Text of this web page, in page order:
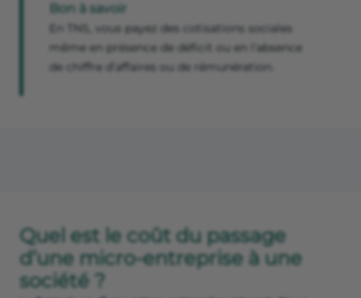
Bon à savoir
En TNS, vous payez des cotisations sociales
même en présence de déficit ou en l'absence
de chiffre d’affaires ou de rémunération.
Quel est le coût du passage
d’une micro-entreprise à une
société ?